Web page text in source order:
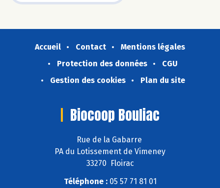
Accueil Contact
Mentions légales
Protection des données
CGU
Gestion des cookies
Plan du site
Biocoop Bouliac
Rue de la Gabarre
PA du Lotissement de Vimeney
33270 Floirac
Téléphone :05 57 71 81 01